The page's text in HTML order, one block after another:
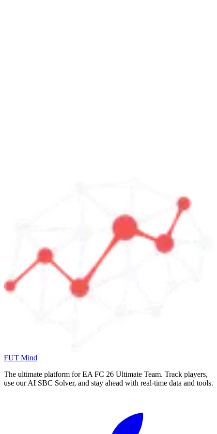
FUT Mind
The ultimate platform for EA FC 26 Ultimate Team. Track players,
use our AI SBC Solver, and stay ahead with real-time data and tools.